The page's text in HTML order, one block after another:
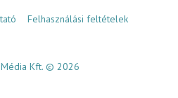
Felhasználási feltételek
Kft. © 2026